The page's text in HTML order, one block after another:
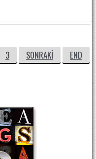
3 SONRAKI END